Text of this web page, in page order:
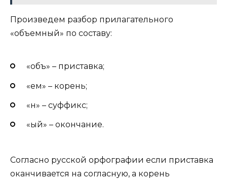
Произведем разбор прилагательного
«объемный» по составу:
«объ» – приставка;
«ем» – корень;
«н» – суффикс;
«ый» – окончание.
Согласно русской орфографии если приставка
оканчивается на согласную, а корень